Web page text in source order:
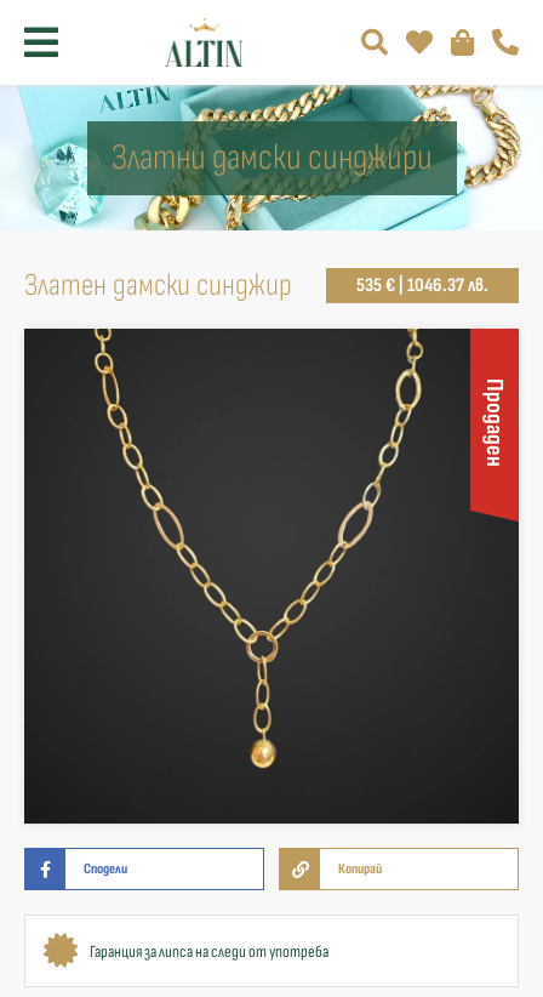
Златни дамски синджири
Златен дамски синджир 535 € | 1046.37 лв.
Продаден
Сподели Копирай
Гаранция за липса на следи от употреба